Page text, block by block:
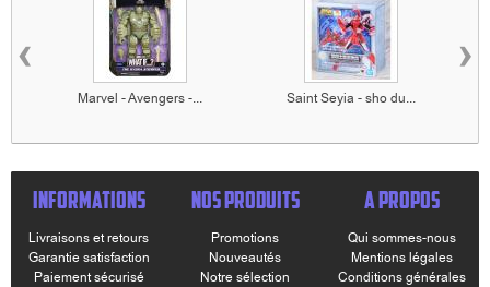
Marvel - Avengers -... Saint Seyia - sho du...
‹ ›
INFORMATIONS
Livraisons et retours
Garantie satisfaction
Paiement sécurisé
NOS PRODUITS
Promotions
Nouveautés
Notre sélection
A PROPOS
Qui sommes-nous
Mentions légales
Conditions générales